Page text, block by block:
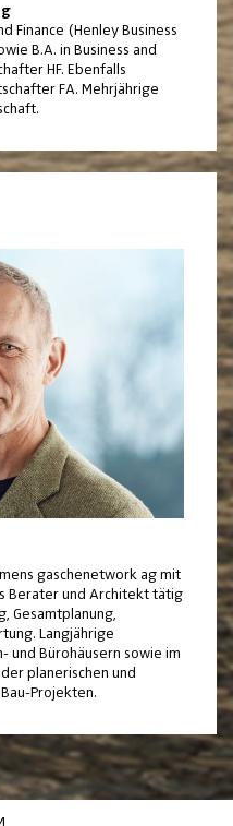
Finance (Henley Business
B.A. in Business and
HF. Ebenfalls
FA. Mehrjährige
gaschenetwork ag mit
Berater und Architekt tätig
Gesamtplanung,
Langjährige
und Bürohäusern sowie im
planerischen und
Projekten.